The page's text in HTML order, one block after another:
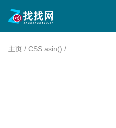
主页 / CSS asin() /